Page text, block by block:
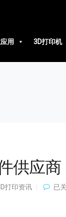
用
3D打印机
供应商
打印资讯
热
已